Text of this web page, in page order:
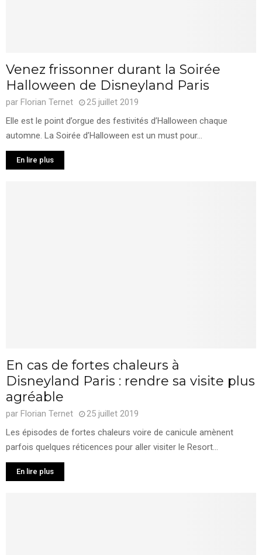
Venez frissonner durant la Soirée
Halloween de Disneyland Paris
par Florian Ternet
25 juillet 2019
Elle est le point d’orgue des festivités d’Halloween chaque
automne. La Soirée d’Halloween est un must pour...
En lire plus
En cas de fortes chaleurs à
Disneyland Paris : rendre sa visite plus
agréable
par Florian Ternet
25 juillet 2019
Les épisodes de fortes chaleurs voire de canicule amènent
parfois quelques réticences pour aller visiter le Resort...
En lire plus